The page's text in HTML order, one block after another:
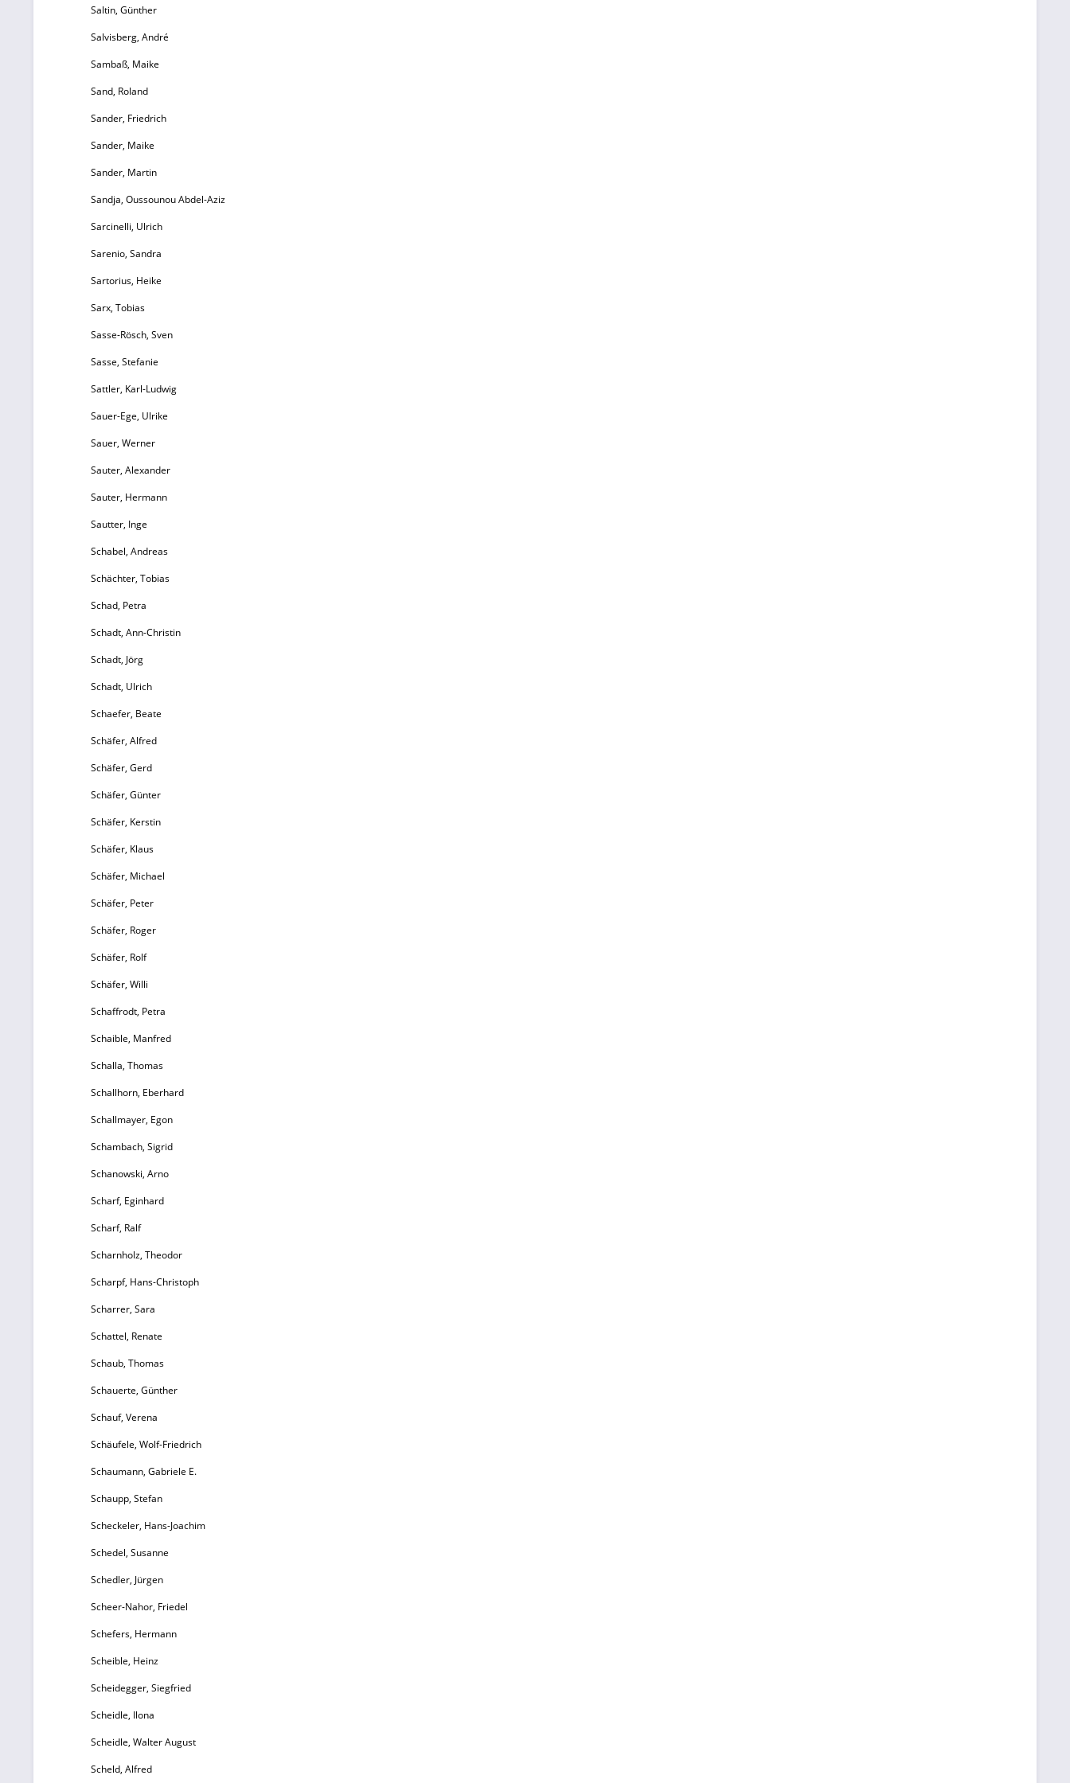
Saltin, Günther
Salvisberg, André
Sambaß, Maike
Sand, Roland
Sander, Friedrich
Sander, Maike
Sander, Martin
Sandja, Oussounou Abdel-Aziz
Sarcinelli, Ulrich
Sarenio, Sandra
Sartorius, Heike
Sarx, Tobias
Sasse-Rösch, Sven
Sasse, Stefanie
Sattler, Karl-Ludwig
Sauer-Ege, Ulrike
Sauer, Werner
Sauter, Alexander
Sauter, Hermann
Sautter, Inge
Schabel, Andreas
Schächter, Tobias
Schad, Petra
Schadt, Ann-Christin
Schadt, Jörg
Schadt, Ulrich
Schaefer, Beate
Schäfer, Alfred
Schäfer, Gerd
Schäfer, Günter
Schäfer, Kerstin
Schäfer, Klaus
Schäfer, Michael
Schäfer, Peter
Schäfer, Roger
Schäfer, Rolf
Schäfer, Willi
Schaffrodt, Petra
Schaible, Manfred
Schalla, Thomas
Schallhorn, Eberhard
Schallmayer, Egon
Schambach, Sigrid
Schanowski, Arno
Scharf, Eginhard
Scharf, Ralf
Scharnholz, Theodor
Scharpf, Hans-Christoph
Scharrer, Sara
Schattel, Renate
Schaub, Thomas
Schauerte, Günther
Schauf, Verena
Schäufele, Wolf-Friedrich
Schaumann, Gabriele E.
Schaupp, Stefan
Scheckeler, Hans-Joachim
Schedel, Susanne
Schedler, Jürgen
Scheer-Nahor, Friedel
Schefers, Hermann
Scheible, Heinz
Scheidegger, Siegfried
Scheidle, Ilona
Scheidle, Walter August
Scheld, Alfred